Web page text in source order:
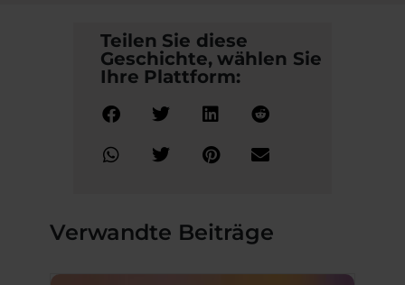
Teilen Sie diese
Geschichte, wählen Sie
Ihre Plattform:
Verwandte Beiträge